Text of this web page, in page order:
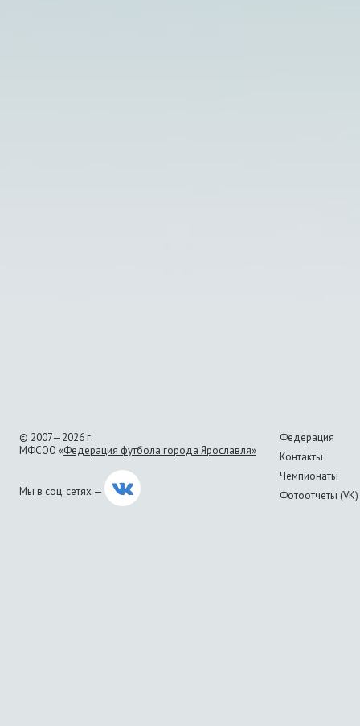
© 2007—2026 г.
МФСОО «Федерация футбола города Ярославля»
Мы в соц. сетях —
Федерация
Контакты
Чемпионаты
Фотоотчеты (VK)